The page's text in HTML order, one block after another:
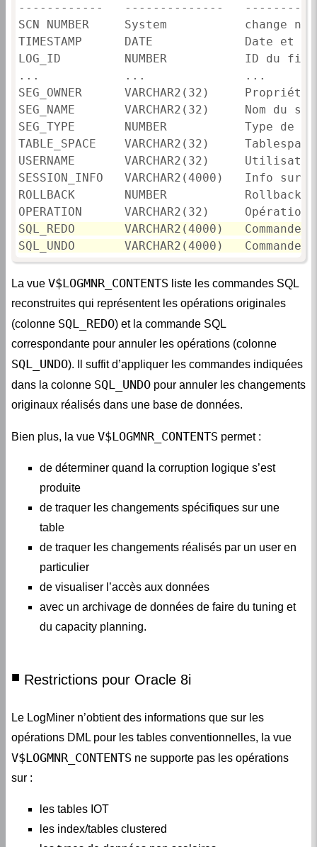
------------   --------------
SCN NUMBER     System           change
TIMESTAMP      DATE             Date et
LOG_ID         NUMBER           ID du fichier
...            ...              ...
SEG_OWNER      VARCHAR2(32)
SEG_NAME       VARCHAR2(32)     Nom du
SEG_TYPE       NUMBER           Type de
TABLE_SPACE    VARCHAR2(32)
USERNAME       VARCHAR2(32)
SESSION_INFO   VARCHAR2(4000)   Info
ROLLBACK       NUMBER           Rollback
SQL_REDO       VARCHAR2(4000)   Commande
SQL_UNDO       VARCHAR2(4000)
La vue V$LOGMNR_CONTENTS liste les commandes SQL
reconstruites qui représentent les opérations originales
(colonne SQL_REDO) et la commande SQL
correspondante pour annuler les opérations (colonne
SQL_UNDO). Il suffit d’appliquer les commandes indiquées
dans la colonne SQL_UNDO pour annuler les changements
originaux réalisés dans une base de données.
Bien plus, la vue V$LOGMNR_CONTENTS permet :
de déterminer quand la corruption logique s’est
produite
de traquer les changements spécifiques sur une
table
de traquer les changements réalisés par un user en
particulier
de visualiser l’accès aux données
avec un archivage de données de faire du tuning et
du capacity planning.
Restrictions pour Oracle 8i
Le LogMiner n’obtient des informations que sur les
opérations DML pour les tables conventionnelles, la vue
V$LOGMNR_CONTENTS ne supporte pas les opérations
sur :
les tables IOT
les index/tables clustered